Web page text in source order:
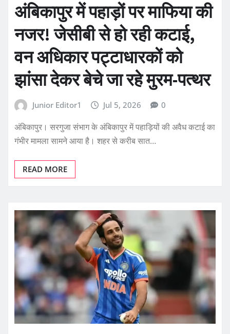
अंबिकापुर में पहाड़ों पर माफिया की
नजर! जेसीबी से हो रही कटाई,
वन अधिकार पट्टाधारकों को
झांसा देकर बेचे जा रहे मुरम-पत्थर
Junior Editor1 Jul 5, 2026 0
अंबिकापुर। सरगुजा संभाग के अंबिकापुर में पहाड़ियों की अवैध कटाई का
गंभीर मामला सामने आया है। शहर से करीब सात…
READ MORE